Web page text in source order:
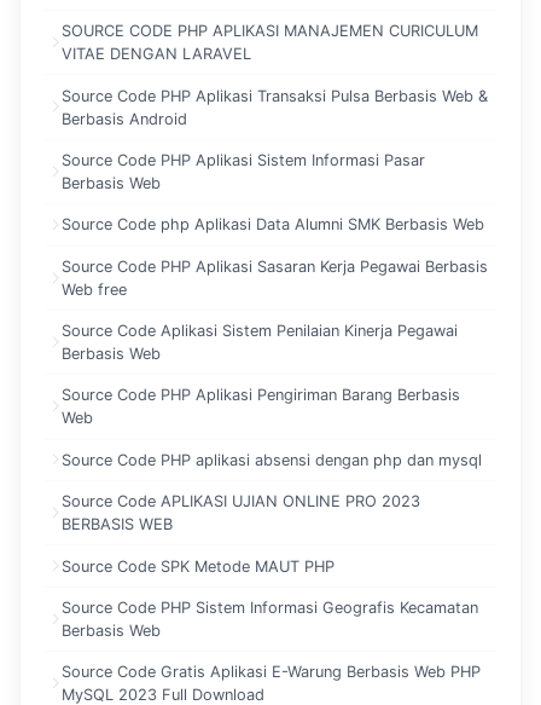
SOURCE CODE PHP APLIKASI MANAJEMEN CURICULUM
VITAE DENGAN LARAVEL
Source Code PHP Aplikasi Transaksi Pulsa Berbasis Web &
Berbasis Android
Source Code PHP Aplikasi Sistem Informasi Pasar
Berbasis Web
Source Code php Aplikasi Data Alumni SMK Berbasis Web
Source Code PHP Aplikasi Sasaran Kerja Pegawai Berbasis
Web free
Source Code Aplikasi Sistem Penilaian Kinerja Pegawai
Berbasis Web
Source Code PHP Aplikasi Pengiriman Barang Berbasis
Web
Source Code PHP aplikasi absensi dengan php dan mysql
Source Code APLIKASI UJIAN ONLINE PRO 2023
BERBASIS WEB
Source Code SPK Metode MAUT PHP
Source Code PHP Sistem Informasi Geografis Kecamatan
Berbasis Web
Source Code Gratis Aplikasi E-Warung Berbasis Web PHP
MySQL 2023 Full Download